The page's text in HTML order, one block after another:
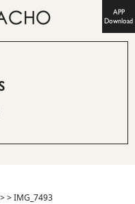
APP
Download
>>IMG_7493